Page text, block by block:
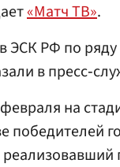
«Матч ТВ».
ЭСК РФ по
в
на
победителей
реализовавший